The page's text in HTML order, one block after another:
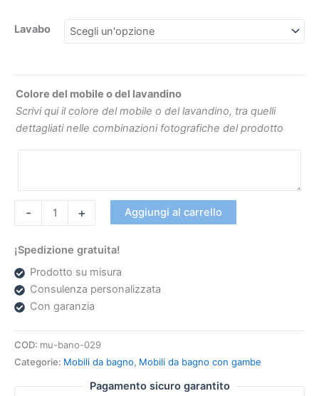
Lavabo
Colore del mobile o del lavandino
Scrivi qui il colore del mobile o del lavandino, tra quelli
dettagliati nelle combinazioni fotografiche del prodotto
- + Aggiungi al carrello
¡Spedizione gratuita!
Prodotto su misura
Consulenza personalizzata
Con garanzia
COD: mu-bano-029
Categorie: Mobili da bagno, Mobili da bagno con gambe
Pagamento sicuro garantito